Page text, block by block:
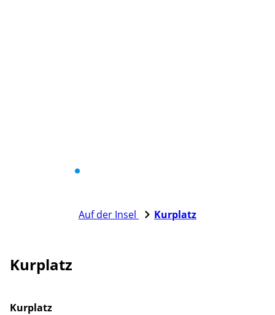
Auf der Insel Kurplatz
Kurplatz
Kurplatz